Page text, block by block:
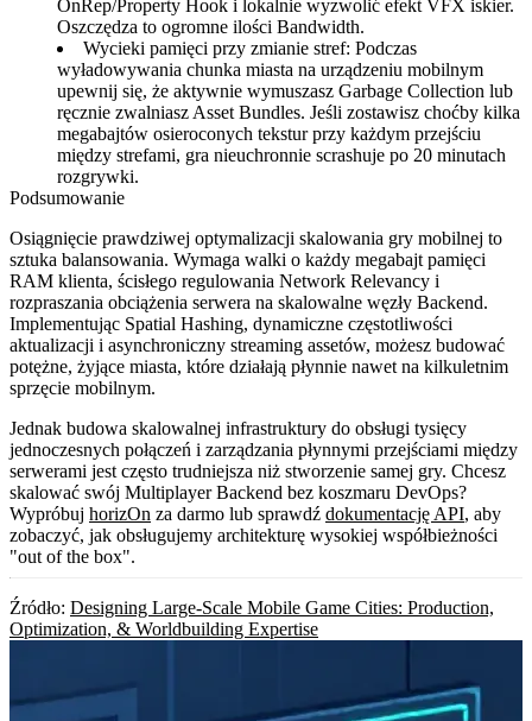
OnRep/Property Hook i lokalnie wyzwolić efekt VFX iskier.
Oszczędza to ogromne ilości Bandwidth.
Wycieki pamięci przy zmianie stref: Podczas
wyładowywania chunka miasta na urządzeniu mobilnym
upewnij się, że aktywnie wymuszasz Garbage Collection lub
ręcznie zwalniasz Asset Bundles. Jeśli zostawisz choćby kilka
megabajtów osieroconych tekstur przy każdym przejściu
między strefami, gra nieuchronnie scrashuje po 20 minutach
rozgrywki.
Podsumowanie
Osiągnięcie prawdziwej optymalizacji skalowania gry mobilnej to
sztuka balansowania. Wymaga walki o każdy megabajt pamięci
RAM klienta, ścisłego regulowania Network Relevancy i
rozpraszania obciążenia serwera na skalowalne węzły Backend.
Implementując Spatial Hashing, dynamiczne częstotliwości
aktualizacji i asynchroniczny streaming assetów, możesz budować
potężne, żyjące miasta, które działają płynnie nawet na kilkuletnim
sprzęcie mobilnym.
Jednak budowa skalowalnej infrastruktury do obsługi tysięcy
jednoczesnych połączeń i zarządzania płynnymi przejściami między
serwerami jest często trudniejsza niż stworzenie samej gry. Chcesz
skalować swój Multiplayer Backend bez koszmaru DevOps?
Wypróbuj horizOn za darmo lub sprawdź dokumentację API, aby
zobaczyć, jak obsługujemy architekturę wysokiej współbieżności
"out of the box".
Źródło: Designing Large-Scale Mobile Game Cities: Production,
Optimization, & Worldbuilding Expertise